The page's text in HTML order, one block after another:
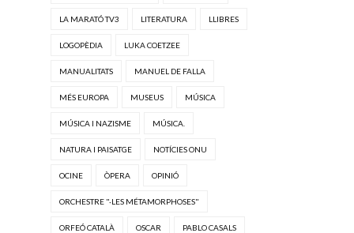
LA MARATÓ TV3 LITERATURA LLIBRES
LOGOPÈDIA LUKA COETZEE
MANUALITATS MANUEL DE FALLA
MÉS EUROPA MUSEUS MÚSICA
MÚSICA I NAZISME MÚSICA.
NATURA I PAISATGE NOTÍCIES ONU
OCINE ÒPERA OPINIÓ
ORCHESTRE "·LES MÉTAMORPHOSES"
ORFEÓ CATALÀ OSCAR PABLO CASALS